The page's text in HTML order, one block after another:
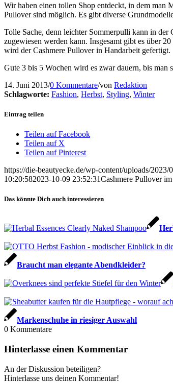
Wir haben einen tollen Shop entdeckt, in dem man
Pullover sind möglich. Es gibt diverse
Tolle Sache, denn leichter Sommerpulli kann in
zugewiesen werden kann. Insgesamt gibt es über
wird der Cashmere Pullover in Handarbeit gefertigt.
Gute 3 bis 5 Wochen wird es zwar dauern, bis man
14. Juni 2013/0 Kommentare/von Redaktion
Schlagworte: Fashion, Herbst, Styling, Winter
Eintrag teilen
Teilen auf Facebook
Teilen auf X
Teilen auf Pinterest
https://die-beautyecke.de/wp-content/uploads/
10:20:582023-10-09 23:52:31Cashmere Pullover
Das könnte Dich auch interessieren
Braucht man elegante Abendkleider?
Markenschuhe in riesiger Auswahl
0 Kommentare
Hinterlasse einen Kommentar
An der Diskussion beteiligen?
Hinterlasse uns deinen Kommentar!